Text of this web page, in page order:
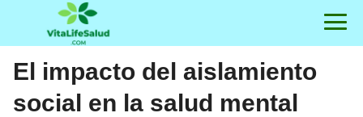
El impacto del aislamiento
social en la salud mental